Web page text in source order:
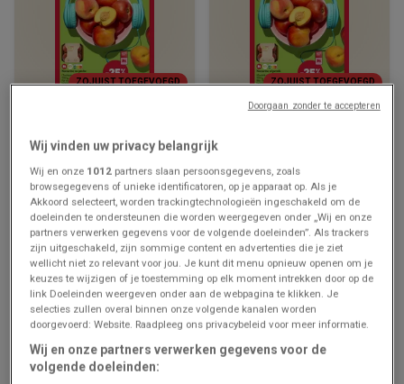
ZOJUIST TOEGEVOEGD
Meilleures offres pour tous
les clients
Prijsgegevens
geldig tot en
met 12/8
ZOJUIST TOEGEVOEGD
Nos meilleures offres pour
Prijsgegevens
geldig tot en
met 12/8
Wij vinden uw privacy belangrijk
Wij en onze 1012 partners slaan persoonsgegevens, zoals
browsegegevens of unieke identificatoren, op je apparaat op. Als je
Akkoord selecteert, worden trackingtechnologieën ingeschakeld om de
doeleinden te ondersteunen die worden weergegeven onder „Wij en onze
partners verwerken gegevens voor de volgende doeleinden”. Als trackers
zijn uitgeschakeld, zijn sommige content en advertenties die je ziet
wellicht niet zo relevant voor jou. Je kunt dit menu opnieuw openen om je
keuzes te wijzigen of je toestemming op elk moment intrekken door op de
link Doeleinden weergeven onder aan de webpagina te klikken. Je
selecties zullen overal binnen onze volgende kanalen worden
doorgevoerd: Website. Raadpleeg ons privacybeleid voor meer informatie.
Wij en onze partners verwerken gegevens voor de
volgende doeleinden:
Doorgaan zonder te accepteren